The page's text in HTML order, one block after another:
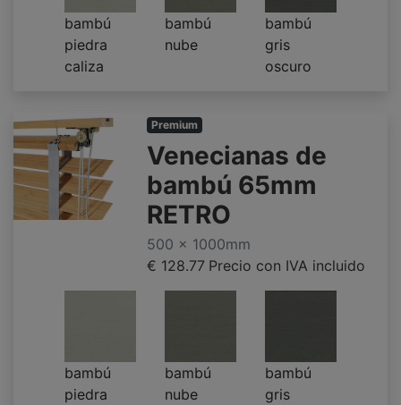
bambú
piedra
caliza
bambú
nube
bambú
gris
oscuro
Premium
Venecianas de
bambú 65mm
RETRO
500 x 1000mm
€ 128.77 Precio con IVA incluido
bambú
piedra
bambú
nube
bambú
gris